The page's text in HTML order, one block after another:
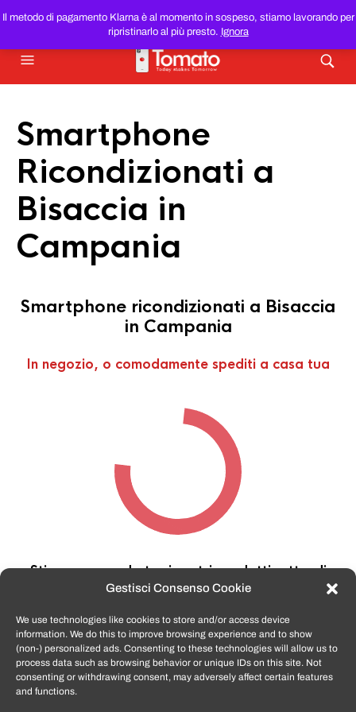
Gestisci Consenso Cookie
We use technologies like cookies to store and/or access device
information. We do this to improve browsing experience and to show
(non-) personalized ads. Consenting to these technologies will allow us to
process data such as browsing behavior or unique IDs on this site. Not
consenting or withdrawing consent, may adversely affect certain features
and functions.
Il metodo di pagamento Klarna è al momento in sospeso, stiamo lavorando per
ripristinarlo al più presto. Ignora
SMARTPHONE E TABLET RICONDIZIONATIAL MIGLIOR
PREZZO DEL WEB!
Smartphone
Ricondizionati a
Bisaccia in
Campania
Smartphone ricondizionati a Bisaccia
in Campania
In negozio, o comodamente spediti a casa tua
Stiamo cercando tra i nostri prodotti, attendi
qualche secondo…
TomatoSmartphone.itè lo shop n.1 in italia per
smartphone ricondizionati garantiti e certificati
di tutte le marche,APPLE, SAMSUNG, HUAWEI,
ONEPLUS, XIAOMI e tanto altro